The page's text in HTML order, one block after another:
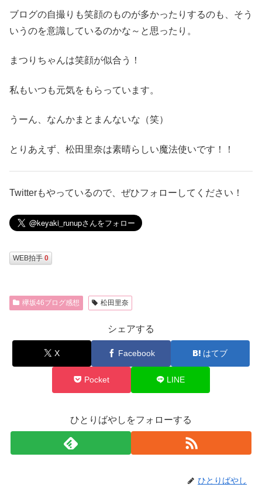
ブログの自撮りも笑顔のものが多かったりするのも、そう
いうのを意識しているのかな～と思ったり。
まつりちゃんは笑顔が似合う！
私もいつも元気をもらっています。
うーん、なんかまとまんないな（笑）
とりあえず、松田里奈は素晴らしい魔法使いです！！
Twitterもやっているので、ぜひフォローしてください！
WEB拍手 0
欅坂46ブログ感想 松田里奈
シェアする
X Facebook はてブ
Pocket LINE
ひとりばやしをフォローする
ひとりばやし